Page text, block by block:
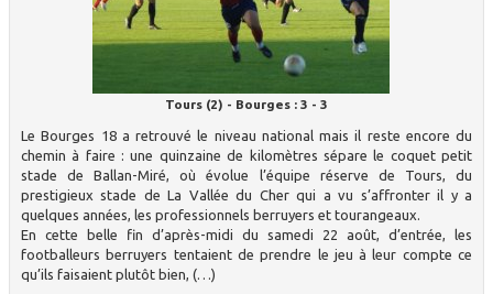
Tours (2) - Bourges : 3 - 3
Le Bourges 18 a retrouvé le niveau national mais il reste encore du
chemin à faire : une quinzaine de kilomètres sépare le coquet petit
stade de Ballan-Miré, où évolue l’équipe réserve de Tours, du
prestigieux stade de La Vallée du Cher qui a vu s’affronter il y a
quelques années, les professionnels berruyers et tourangeaux.
En cette belle fin d’après-midi du samedi 22 août, d’entrée, les
footballeurs berruyers tentaient de prendre le jeu à leur compte ce
qu’ils faisaient plutôt bien, (…)